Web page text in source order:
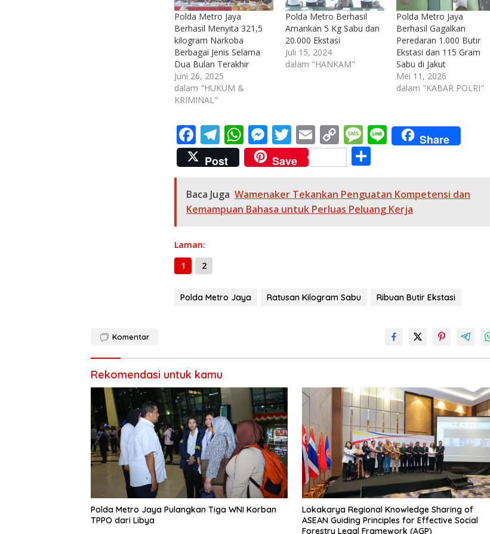
Polda Metro Jaya
Berhasil Menyita 321,5
kilogram Narkoba
Berbagai Jenis Selama
Dua Bulan Terakhir
Juni 26, 2025
dalam "HUKUM &
KRIMINAL"
Polda Metro Berhasil
Amankan 5 Kg Sabu dan
20.000 Ekstasi
Juli 15, 2024
dalam "HANKAM"
Polda Metro Jaya
Berhasil Gagalkan
Peredaran 1.000 Butir
Ekstasi dan 115 Gram
Sabu di Jakut
Mei 11, 2026
dalam "KABAR POLRI"
F
ac
e
b
o
k
T
el
e
gr
a
W
h
at
s
A
M
e
ss
e
n
T
w
itt
er
E
m
ai
l
C
o
p
y
Li
M
e
ss
a
g
Li
n
Share
Post
Save
ar
e
Baca Juga Wamenaker Tekankan Penguatan Kompetensi dan
Kemampuan Bahasa untuk Perluas Peluang Kerja
Laman:
1
2
Polda Metro Jaya Ratusan Kilogram Sabu Ribuan Butir Ekstasi
Komentar
Rekomendasi untuk kamu
Polda Metro Jaya Pulangkan Tiga WNI Korban
TPPO dari Libya
Lokakarya Regional Knowledge Sharing of
ASEAN Guiding Principles for Effective Social
Forestry Legal Framework (AGP)